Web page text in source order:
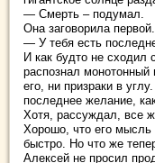
— Смерть – подумал.
Она заговорила первой.
— У тебя есть
И как будто не сходил
распознал монотонный
его, ни призраки в
последнее желание,
Хотя, рассуждал, все
Хорошо, что его мысль
быстро. Но что же
Алексей не просил